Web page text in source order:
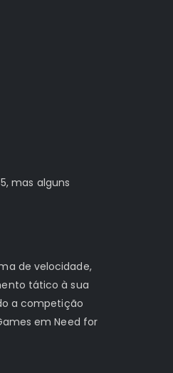
mas alguns
de velocidade,
tático à sua
a competição
em Need for